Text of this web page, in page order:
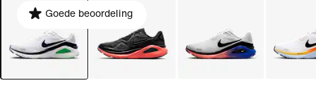
Goede beoordeling